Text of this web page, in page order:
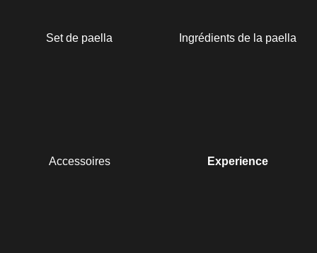
Set de paella Ingrédients de la paella
Accessoires Experience